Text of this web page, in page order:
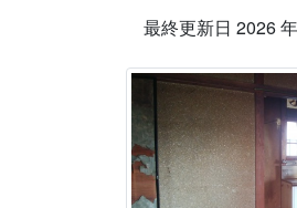
最終更新日 2026